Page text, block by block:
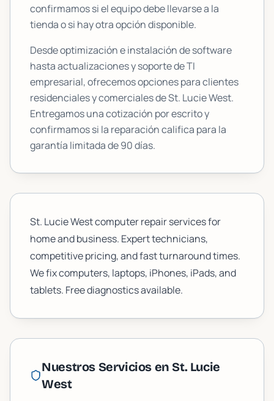
confirmamos si el equipo debe llevarse a la
tienda o si hay otra opción disponible.
Desde optimización e instalación de software
hasta actualizaciones y soporte de TI
empresarial, ofrecemos opciones para clientes
residenciales y comerciales deSt. Lucie West.
Entregamos una cotización por escrito y
confirmamos si la reparación califica para la
garantía limitada de 90 días.
St. Lucie West computer repair services for
home and business. Expert technicians,
competitive pricing, and fast turnaround times.
We fix computers, laptops, iPhones, iPads, and
tablets. Free diagnostics available.
Nuestros Servicios en St. Lucie
West